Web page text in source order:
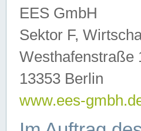
EES GmbH
Sektor F,
Westhafenstraße
13353 Berlin
www.ees-